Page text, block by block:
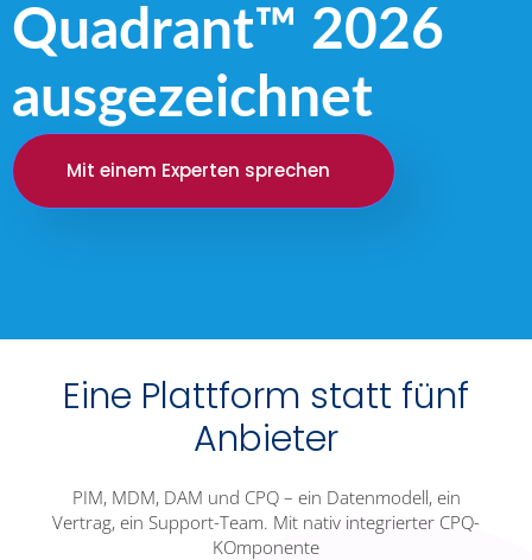
Quadrant™ 2026
ausgezeichnet
Mit einem Experten sprechen
Eine Plattform statt fünf
Anbieter
PIM, MDM, DAM und CPQ – ein Datenmodell, ein
Vertrag, ein Support-Team. Mit nativ integrierter CPQ-
KOmponente